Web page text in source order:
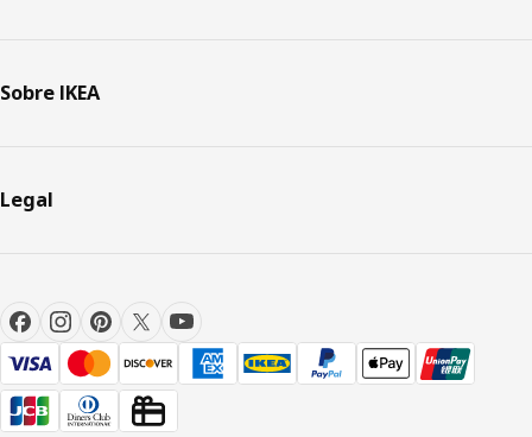
Sobre IKEA
Legal